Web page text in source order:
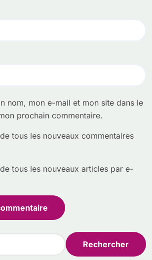
nom, mon e-mail et mon site dans le
prochain commentaire.
tous les nouveaux commentaires
tous les nouveaux articles par e-